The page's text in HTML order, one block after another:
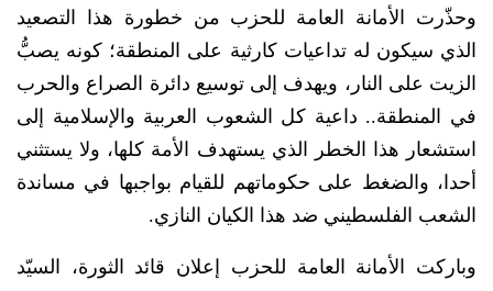
وحذّرت الأمانة العامة للحزب من خطورة هذا التصعيد
الذي سيكون له تداعيات كارثية على المنطقة؛ كونه يصبُّ
الزيت على النار، ويهدف إلى توسيع دائرة الصراع والحرب
في المنطقة.. داعية كل الشعوب العربية والإسلامية إلى
استشعار هذا الخطر الذي يستهدف الأمة كلها، ولا يستثني
أحدا، والضغط على حكوماتهم للقيام بواجبها في مساندة
الشعب الفلسطيني ضد هذا الكيان النازي.
وباركت الأمانة العامة للحزب إعلان قائد الثورة، السيّد